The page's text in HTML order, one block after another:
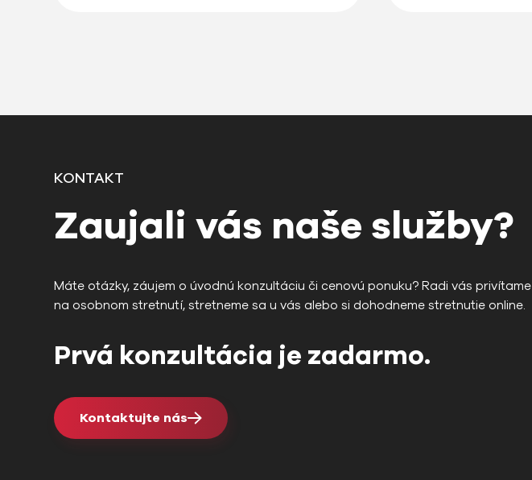
KONTAKT
Zaujali vás naše služby?
Máte otázky, záujem o úvodnú konzultáciu či cenovú ponuku? Radi vás privítame
na osobnom stretnutí, stretneme sa u vás alebo si dohodneme stretnutie online.
Prvá konzultácia je zadarmo.
Kontaktujte nás